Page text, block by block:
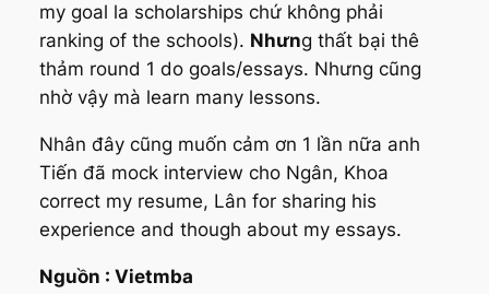
my goal la scholarships chứ không phải
ranking of the schools). Nhưng thất bại thê
thảm round 1 do goals/essays. Nhưng cũng
nhờ vậy mà learn many lessons.
Nhân đây cũng muốn cảm ơn 1 lần nữa anh
Tiến đã mock interview cho Ngân, Khoa
correct my resume, Lân for sharing his
experience and though about my essays.
Nguồn : Vietmba